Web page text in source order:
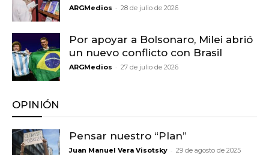
ARGMedios - 28 de julio de 2026
Por apoyar a Bolsonaro, Milei abrió
un nuevo conflicto con Brasil
ARGMedios - 27 de julio de 2026
OPINIÓN
Pensar nuestro “Plan”
Juan Manuel Vera Visotsky - 29 de agosto de 2025